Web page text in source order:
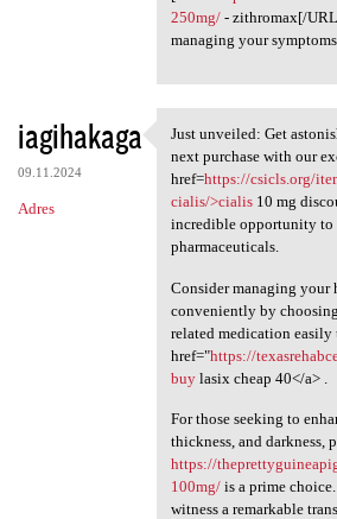
250mg/- zithromax[/URL
managing your
iagihakaga
09.11.2024
Adres
Just unveiled: Get
Just unveiled: Get
next purchase with our
href=https://csicls.org/
cialis/>cialis10 mg
incredible opportunity to
pharmaceuticals.
Consider managing your
conveniently by
related medication easily
href="https://
buylasix cheap 40</a> .
For those seeking to
thickness, and darkness,
https://
100mg/is a prime
witness a remarkable